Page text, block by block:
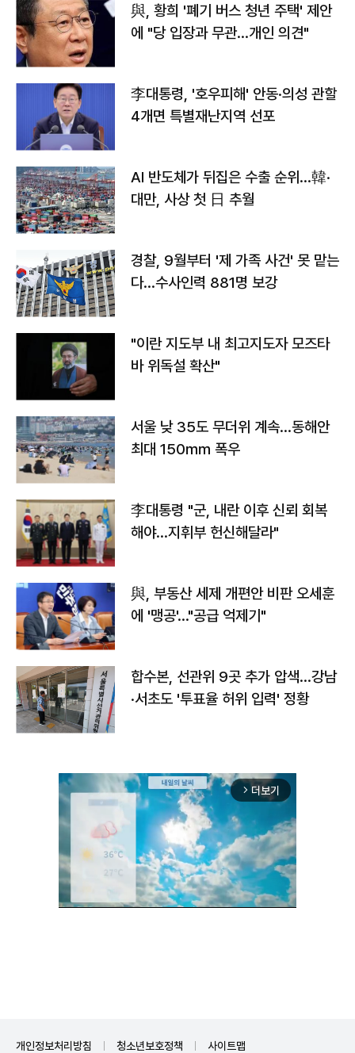
與, 황희 '폐기 버스 청년 주택' 제안
에 "당 입장과 무관…개인 의견"
李대통령, '호우피해' 안동·의성 관할
4개면 특별재난지역 선포
AI 반도체가 뒤집은 수출 순위…韓·
대만, 사상 첫 日 추월
경찰, 9월부터 '제 가족 사건' 못 맡는
다…수사인력 881명 보강
"이란 지도부 내 최고지도자 모즈타
바 위독설 확산"
서울 낮 35도 무더위 계속…동해안
최대 150㎜ 폭우
李대통령 "군, 내란 이후 신뢰 회복
해야…지휘부 헌신해달라"
與, 부동산 세제 개편안 비판 오세훈
에 '맹공'…"공급 억제기"
합수본, 선관위 9곳 추가 압색…강남
·서초도 '투표율 허위 입력' 정황
arrow_forward_ios 더보기
개인정보처리방침 청소년보호정책 사이트맵